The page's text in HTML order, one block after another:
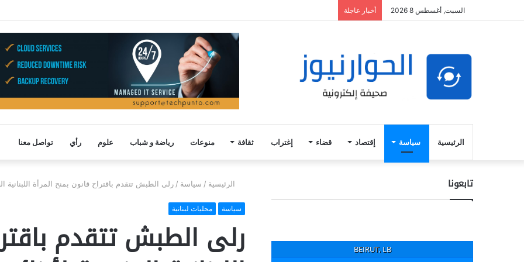
السبت, أغسطس 8 2026 أخبار عاجلة
الرئيسية سياسة إقتصاد قضاء إغتراب ثقافة منوعات رياضة و شباب علوم رأي تواصل معنا
الرئيسية / سياسة / رلى الطبش تتقدم باقتراح قانون بمنح المرأة اللبنانية
سياسة محليات لبنانية
رلى الطبش تتقدم
تابعونا
BEIRUT, LB